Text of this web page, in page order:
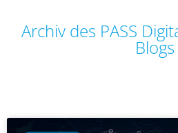
Archiv des PASS
Blogs